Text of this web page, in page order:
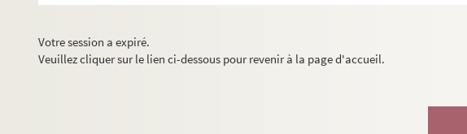
Votre session a expiré.
Veuillez cliquer sur le lien ci-dessous pour revenir à la page d'accueil.